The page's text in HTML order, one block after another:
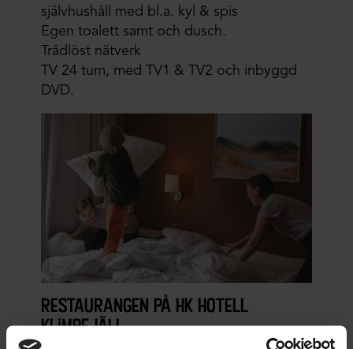
självhushåll med bl.a. kyl & spis
Egen toalett samt och dusch.
Trådlöst nätverk
TV 24 tum, med TV1 & TV2 och inbyggd
DVD.
restaurangen på hk hotell
klimpfjäll